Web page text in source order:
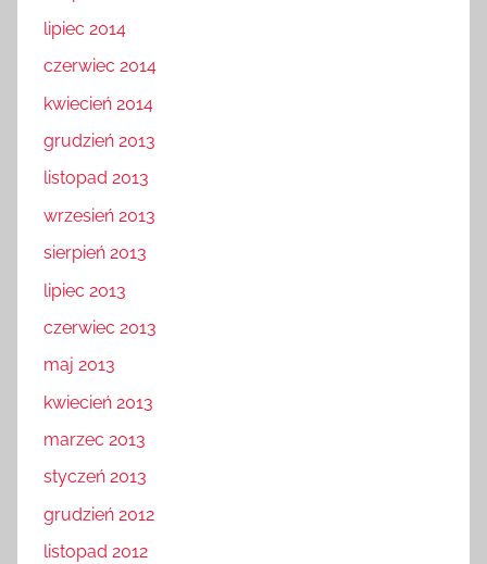
lipiec 2014
czerwiec 2014
kwiecień 2014
grudzień 2013
listopad 2013
wrzesień 2013
sierpień 2013
lipiec 2013
czerwiec 2013
maj 2013
kwiecień 2013
marzec 2013
styczeń 2013
grudzień 2012
listopad 2012